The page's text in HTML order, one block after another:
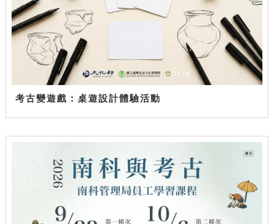
考古變遊戲：桌遊設計體驗活動